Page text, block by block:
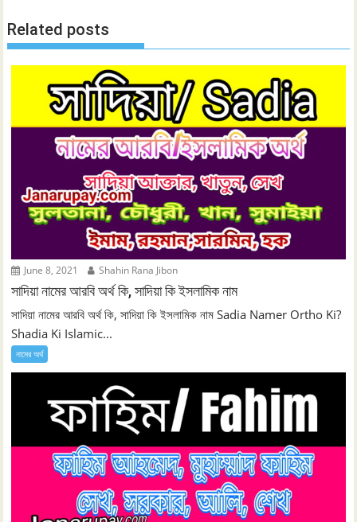
Related posts
June 8, 2021 Shahin Rana Jibon
সাদিয়া নামের আরবি অর্থ কি, সাদিয়া কি ইসলামিক নাম
সাদিয়া নামের আরবি অর্থ কি, সাদিয়া কি ইসলামিক নাম Sadia Namer Ortho Ki?
Shadia Ki Islamic...
নামের অর্থ